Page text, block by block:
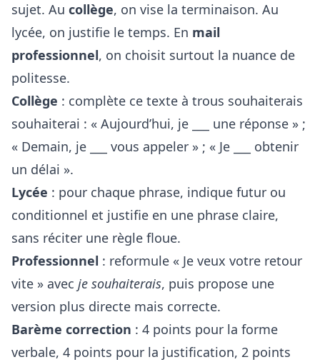
sujet. Au collège, on vise la terminaison. Au
lycée, on justifie le temps. En mail
professionnel, on choisit surtout la nuance de
politesse.
Collège : complète ce texte à trous souhaiterais
souhaiterai : « Aujourd’hui, je ___ une réponse » ;
« Demain, je ___ vous appeler » ; « Je ___ obtenir
un délai ».
Lycée : pour chaque phrase, indique futur ou
conditionnel et justifie en une phrase claire,
sans réciter une règle floue.
Professionnel : reformule « Je veux votre retour
vite » avec je souhaiterais, puis propose une
version plus directe mais correcte.
Barème correction : 4 points pour la forme
verbale, 4 points pour la justification, 2 points